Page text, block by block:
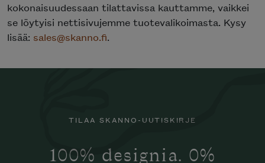
kokonaisuudessaan tilattavissa kauttamme, vaikkei
se löytyisi nettisivujemme tuotevalikoimasta. Kysy
lisää: sales@skanno.fi.
TILAA SKANNO-UUTISKIRJE
100% designia. 0%